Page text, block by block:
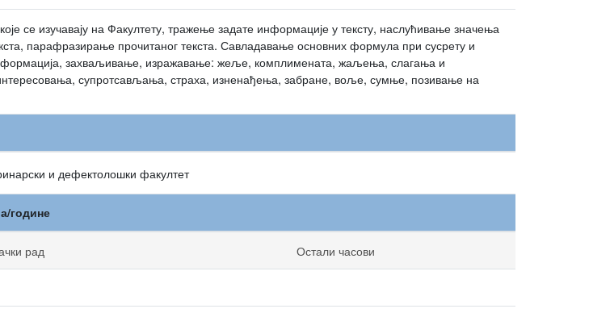
се изучавају на Факултету, тражење задате информације у тексту, наслућивање значења
парафразирање прочитаног текста. Савладавање основних формула при сусрету и
захваљивање, изражавање: жеље, комплимената, жаљења, слагања и
супротсављања, страха, изненађења, забране, воље, сумње, позивање на
и дефектолошки факултет
године
рад Остали часови